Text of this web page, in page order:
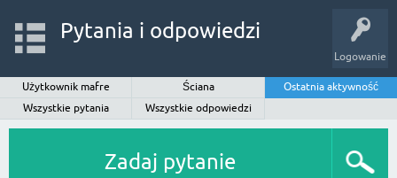
Logowanie
Pytania i odpowiedzi
Użytkownik mafre Ściana
Ostatnia aktywność
Wszystkie pytania
Wszystkie odpowiedzi
Zadaj pytanie